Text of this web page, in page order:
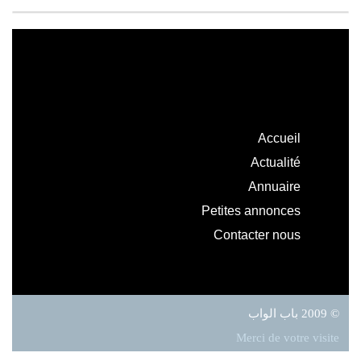
Accueil
Actualité
Annuaire
Petites annonces
Contacter nous
© 2009 باب الواب
Merci de votre visite